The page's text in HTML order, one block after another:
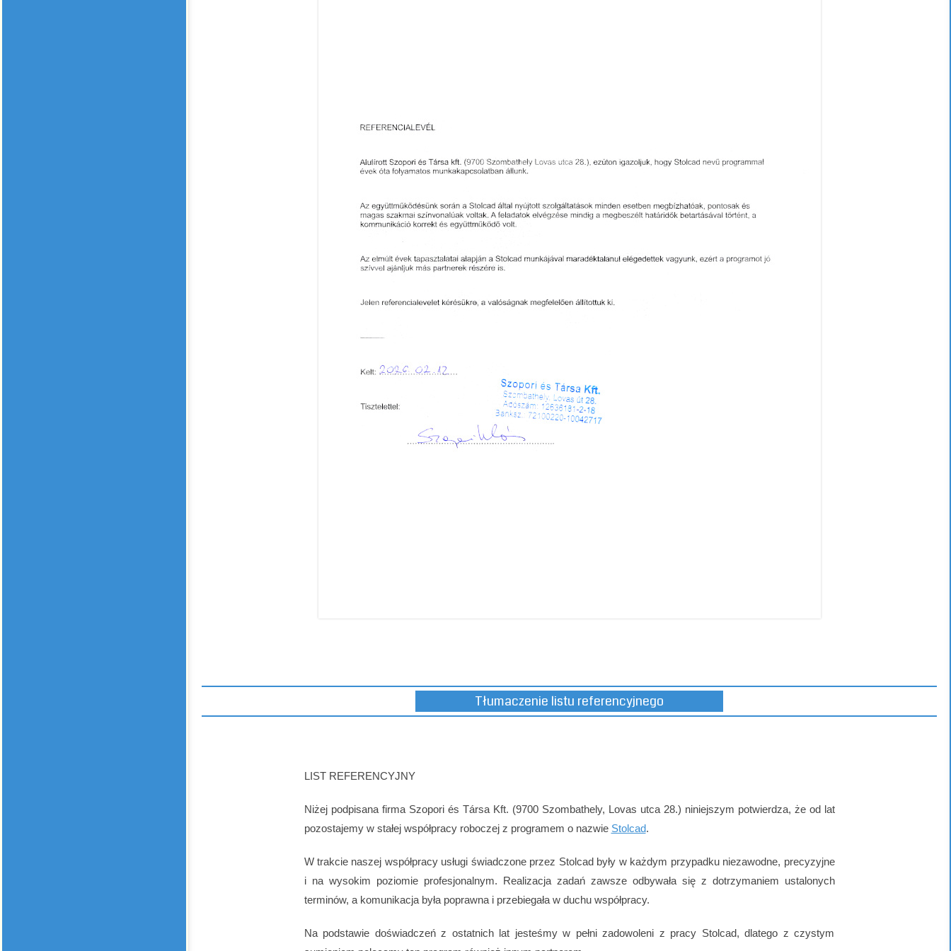
Tłumaczenie listu referencyjnego
LIST REFERENCYJNY
Niżej podpisana firma Szopori és Társa Kft. (9700 Szombathely, Lovas utca 28.) niniejszym potwierdza, że od lat
pozostajemy w stałej współpracy roboczej z programem o nazwie Stolcad.
W trakcie naszej współpracy usługi świadczone przez Stolcad były w każdym przypadku niezawodne, precyzyjne
i na wysokim poziomie profesjonalnym. Realizacja zadań zawsze odbywała się z dotrzymaniem ustalonych
terminów, a komunikacja była poprawna i przebiegała w duchu współpracy.
Na podstawie doświadczeń z ostatnich lat jesteśmy w pełni zadowoleni z pracy Stolcad, dlatego z czystym